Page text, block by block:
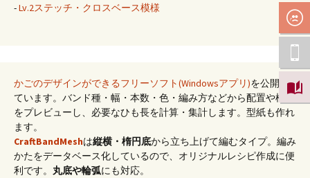
-Lv.2ステッチ・クロスベース模様
かごのデザインができるフリーソフト(Windowsアプリ)を公開し
ています。バンド種・幅・本数・色・編み方などから配置や模様
をプレビューし、必要なひも長を計算・集計します。型紙も作れ
ます。
CraftBandMeshは縦横・楕円底から立ち上げて編むタイプ。編み
かたをデータベース化しているので、オリジナルレシピ作成に便
利です。 丸底や輪弧にも対応。